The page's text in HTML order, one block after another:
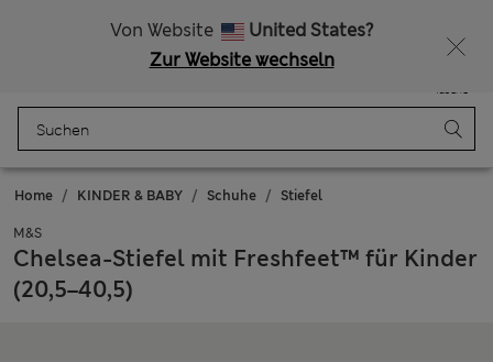
Von Website
United States?
Zur Website wechseln
Tasche
Home KINDER & BABY Schuhe Stiefel
M&S
Chelsea-Stiefel mit Freshfeet™ für Kinder
(20,5–40,5)